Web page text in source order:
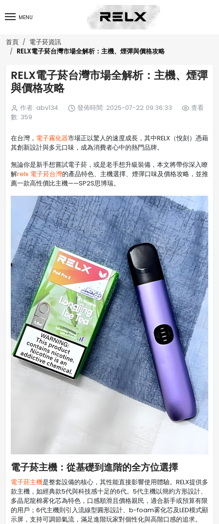
MENU
首頁 電子菸資訊
RELX電子菸台灣市場全解析：主機、煙彈與價格攻略
RELX電子菸台灣市場全解析：主機、煙彈
與價格攻略
作者: abv134 發佈時間: 2025-07-22 09:36:33
查看
數: 359
在台灣， 電子霧化器市場正以驚人的速度成長，其中RELX（悅刻）憑藉
其創新設計與多元口味，成為消費者心中的熱門品牌。
無論你是新手想嘗試電子菸，或是老手想升級裝備，本文將帶你深入瞭
解relx 電子菸台灣的產品特色、主機選擇、煙彈口味及價格攻略，並推
薦一款高性價比主機——SP2S思博瑞。
電子菸主機：從基礎到進階的全方位選擇
電子菸主機是整套設備的核心，其性能直接影響使用體驗。RELX提供多
款主機，如經典款5代與科技感十足的6代。5代主機以簡約方形設計、
多晶尼龍棉雾化芯為特色，口感順滑且價格親民，適合新手或預算有限
的用戶；6代主機則引入流線型圓形設計、b-foam雾化芯及LED模式顯
示屏，支持可調節氣流，滿足進階玩家對個性化與高階口感的追求。